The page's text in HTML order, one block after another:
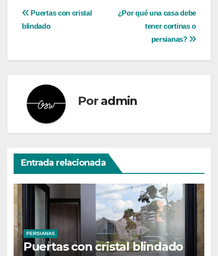
Navegación
entradas
¿Por qué una casa debe
tener cortinas o
persianas?
Puertas con cristal
blindado
Por admin
Entrada relacionada
PERSIANAS
Puertas con cristal blindado